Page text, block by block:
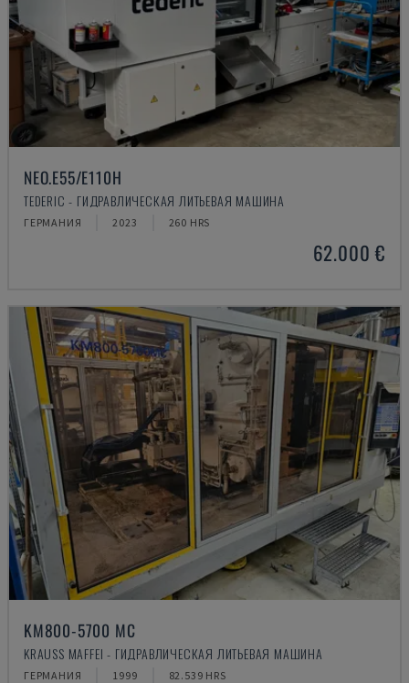
NEO.E55/E110H
TEDERIC - ГИДРАВЛИЧЕСКАЯ ЛИТЬЕВАЯ МАШИНА
ГЕРМАНИЯ 2023 260 HRS
62.000 €
KM800-5700 MC
KRAUSS MAFFEI - ГИДРАВЛИЧЕСКАЯ ЛИТЬЕВАЯ МАШИНА
ГЕРМАНИЯ 1999 82.539 HRS